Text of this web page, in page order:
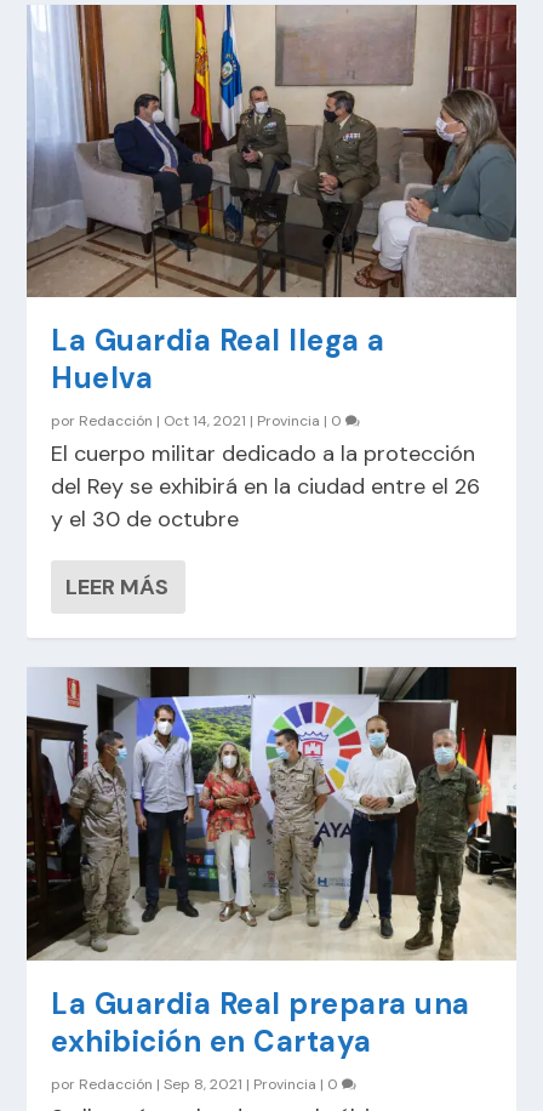
La Guardia Real llega a
Huelva
por Redacción | Oct 14, 2021 | Provincia | 0
El cuerpo militar dedicado a la protección
del Rey se exhibirá en la ciudad entre el 26
y el 30 de octubre
LEER MÁS
La Guardia Real prepara una
exhibición en Cartaya
por Redacción |Sep 8, 2021 | Provincia | 0